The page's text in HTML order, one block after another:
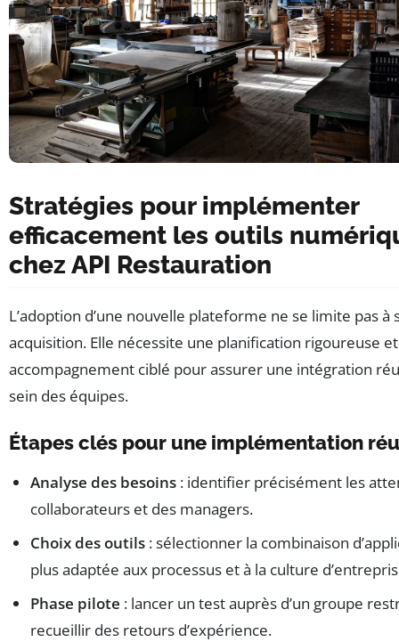
Stratégies pour implémenter
efficacement les outils
chez API Restauration
L’adoption d’une nouvelle plateforme ne se limite pas à
acquisition. Elle nécessite une planification rigoureuse
accompagnement ciblé pour assurer une intégration
sein des équipes.
Étapes clés pour une implémentation
Analyse des besoins : identifier précisément les
collaborateurs et des managers.
Choix des outils : sélectionner la combinaison
plus adaptée aux processus et à la culture
Phase pilote : lancer un test auprès d’un groupe
recueillir des retours d’expérience.